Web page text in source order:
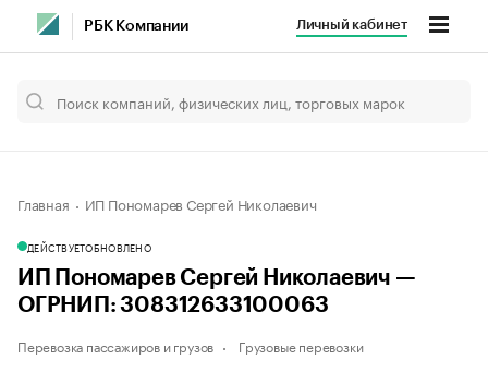
РБК Компании Личный кабинет
Главная ИП Пономарев Сергей Николаевич
ДЕЙСТВУЕТОБНОВЛЕНО
ИП Пономарев Сергей Николаевич —
ОГРНИП: 308312633100063
Перевозка пассажиров и грузов Грузовые перевозки